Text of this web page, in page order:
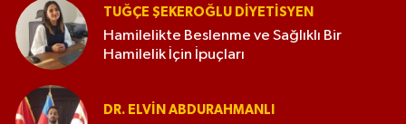
TUĞÇE ŞEKEROĞLU DIYETISYEN
Hamilelikte Beslenme ve Sağlıklı Bir
Hamilelik İçin İpuçları
DR. ELVIN ABDURAHMANLI